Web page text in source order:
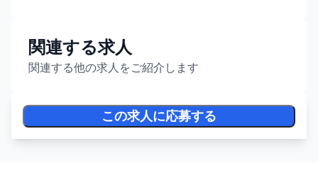
関連する求人
関連する他の求人をご紹介します
この求人に応募する